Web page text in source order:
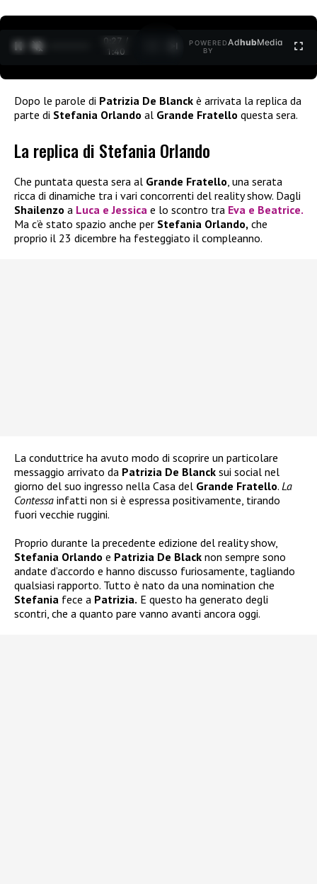
0:28 /
1:40
POWERED
BY
AdhubMedia
Dopo le parole di Patrizia De Blanck è arrivata la replica da
parte di Stefania Orlando al Grande Fratello questa sera.
La replica di Stefania Orlando
Che puntata questa sera al Grande Fratello, una serata
ricca di dinamiche tra i vari concorrenti del reality show. Dagli
Shailenzo a Luca eJessica e lo scontro tra Eva e Beatrice.
Ma c’è stato spazio anche per Stefania Orlando, che
proprio il 23 dicembre ha festeggiato il compleanno.
La conduttrice ha avuto modo di scoprire un particolare
messaggio arrivato da Patrizia De Blanck sui social nel
giorno del suo ingresso nella Casa del Grande Fratello. La
Contessa infatti non si è espressa positivamente, tirando
fuori vecchie ruggini.
Proprio durante la precedente edizione del reality show,
Stefania Orlando e Patrizia De Black non sempre sono
andate d’accordo e hanno discusso furiosamente, tagliando
qualsiasi rapporto. Tutto è nato da una nomination che
Stefania fece a Patrizia. E questo ha generato degli
scontri, che a quanto pare vanno avanti ancora oggi.